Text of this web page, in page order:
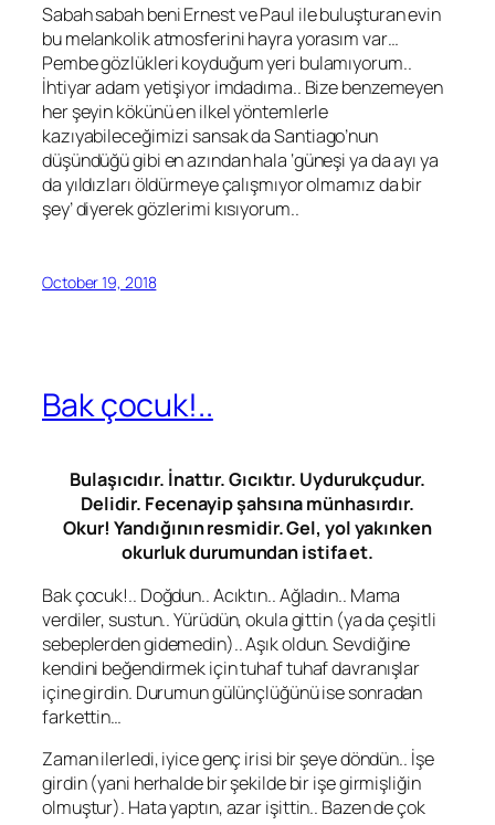
Sabah sabah beniErnestvePaul ile buluşturan evin
bu melankolik atmosferini hayra yorasım var…
Pembe gözlükleri koyduğum yeri bulamıyorum..
İhtiyar adam yetişiyor imdadıma.. Bize benzemeyen
her şeyin kökünü en ilkel yöntemlerle
kazıyabileceğimizi sansak daSantiago’nun
düşündüğü gibi en azından hala ‘güneşi ya da ayı ya
da yıldızları öldürmeye çalışmıyor olmamız da bir
şey’ diyerek gözlerimi kısıyorum..
October 19, 2018
Bak çocuk!..
Bulaşıcıdır. İnattır. Gıcıktır. Uydurukçudur.
Delidir. Fecenayip şahsına münhasırdır.
Okur! Yandığının resmidir. Gel, yol yakınken
okurluk durumundan istifa et.
Bak çocuk!.. Doğdun.. Acıktın.. Ağladın.. Mama
verdiler, sustun.. Yürüdün, okula gittin (ya da çeşitli
sebeplerden gidemedin).. Aşık oldun. Sevdiğine
kendini beğendirmek için tuhaf tuhaf davranışlar
içine girdin. Durumun gülünçlüğünü ise sonradan
farkettin…
Zaman ilerledi, iyice genç irisi bir şeye döndün.. İşe
girdin (yani herhalde bir şekilde bir işe girmişliğin
olmuştur). Hata yaptın, azar işittin.. Bazen de çok